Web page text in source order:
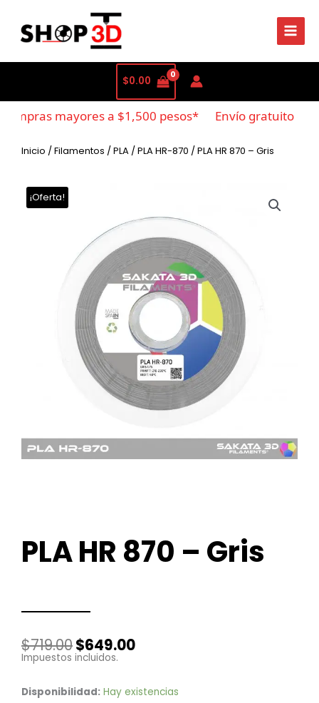
$0.00
mayores a $1,500 pesos* Envío gratuito en
Inicio /Filamentos /PLA /PLA HR-870 / PLA HR 870 – Gris
¡Oferta!
PLA HR 870 – Gris
$719.00El
precio
era:
$649.00El
es:
Impuestos incluidos.
Disponibilidad: Hay existencias
PLA